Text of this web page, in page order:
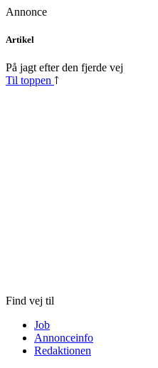
Annonce
Skip
content
Artikel
På jagt efter den fjerde vej
Til toppen
Find vej til
Job
Annonceinfo
Redaktionen